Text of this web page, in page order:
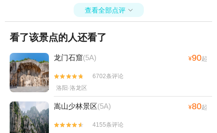
查看全部点评 
看了该景点的人还看了
龙门石窟(5A) ¥90起


6702条评论
洛阳·洛龙区
嵩山少林景区(5A) ¥80起

 4155条评论